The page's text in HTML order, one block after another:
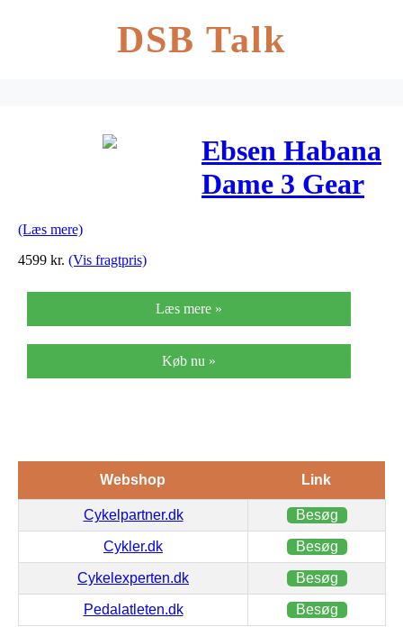
DSB Talk
Ebsen Habana
Dame 3 Gear
(Læs mere)
4599 kr. (Vis fragtpris)
Læs mere »
Køb nu »
Webshop Link
Cykelpartner.dk Besøg
Cykler.dk Besøg
Cykelexperten.dk Besøg
Pedalatleten.dk Besøg